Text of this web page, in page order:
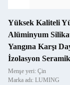
Yüksek Kaliteli
Alüminyum
Yangına Karşı
İzolasyon
Menşe yeri: Çin
Marka adı: LUMING